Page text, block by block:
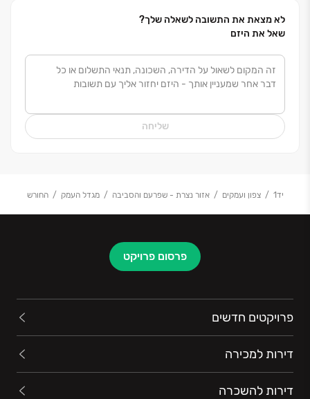
לא מצאת את התשובה לשאלה שלך?
שאל את היזם
שליחה
יד1 צפון ועמקים אזור נצרת - שפרעם והסביבה מגדל העמק החורש
פרסום פרויקט
פרויקטים חדשים
דירות למכירה
דירות להשכרה